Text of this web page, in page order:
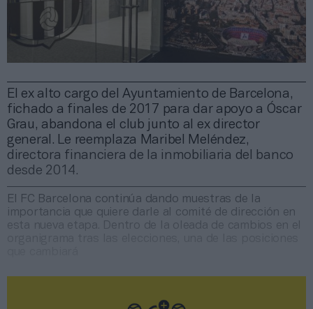
El ex alto cargo del Ayuntamiento de Barcelona,
fichado a finales de 2017 para dar apoyo a Óscar
Grau, abandona el club junto al ex director
general. Le reemplaza Maribel Meléndez,
directora financiera de la inmobiliaria del banco
desde 2014.
El FC Barcelona continúa dando muestras de la
importancia que quiere darle al comité de dirección en
esta nueva etapa. Dentro de la oleada de cambios en el